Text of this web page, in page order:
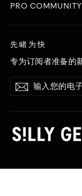
PRO COMMUNITY
先睹为快
专为订阅者准备的
输
入
子
邮
订
阅
订
阅